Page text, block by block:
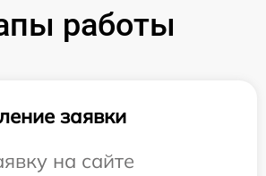
работы
заявки
на сайте